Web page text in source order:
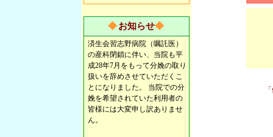
◆お知らせ◆
済生会習志野病院（嘱託医）
の産科閉鎖に伴い、当院も平
成28年7月をもって分娩の取り
扱いを辞めさせていただくこ
とになりました。 当院での分
娩を希望されていた利用者の
皆様には大変申し訳ありませ
ん。